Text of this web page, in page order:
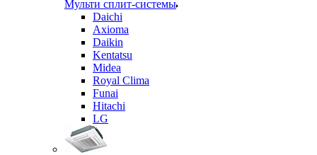
Мульти сплит-системы
Daichi
Axioma
Daikin
Kentatsu
Midea
Royal Clima
Funai
Hitachi
LG